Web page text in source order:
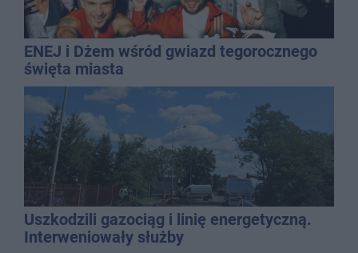
ENEJ i Dżem wśród gwiazd tegorocznego
święta miasta
Uszkodzili gazociąg i linię energetyczną.
Interweniowały służby